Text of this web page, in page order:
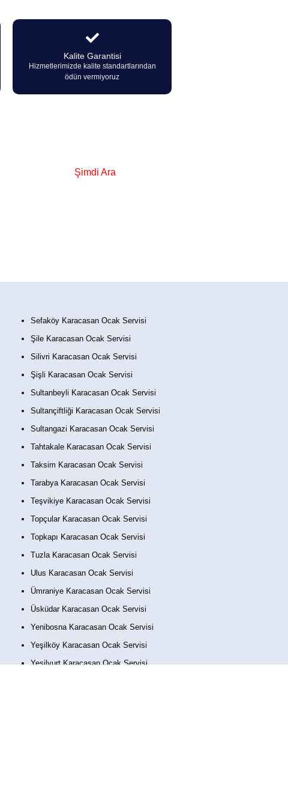
Kalite Garantisi
Hizmetlerimizde kalite standartlarından
ödün vermiyoruz
Şimdi Ara
Sefaköy Karacasan Ocak Servisi
Şile Karacasan Ocak Servisi
Silivri Karacasan Ocak Servisi
Şişli Karacasan Ocak Servisi
Sultanbeyli Karacasan Ocak Servisi
Sultançiftliği Karacasan Ocak Servisi
Sultangazi Karacasan Ocak Servisi
Tahtakale Karacasan Ocak Servisi
Taksim Karacasan Ocak Servisi
Tarabya Karacasan Ocak Servisi
Teşvikiye Karacasan Ocak Servisi
Topçular Karacasan Ocak Servisi
Topkapı Karacasan Ocak Servisi
Tuzla Karacasan Ocak Servisi
Ulus Karacasan Ocak Servisi
Ümraniye Karacasan Ocak Servisi
Üsküdar Karacasan Ocak Servisi
Yenibosna Karacasan Ocak Servisi
Yeşilköy Karacasan Ocak Servisi
Yeşilyurt Karacasan Ocak Servisi